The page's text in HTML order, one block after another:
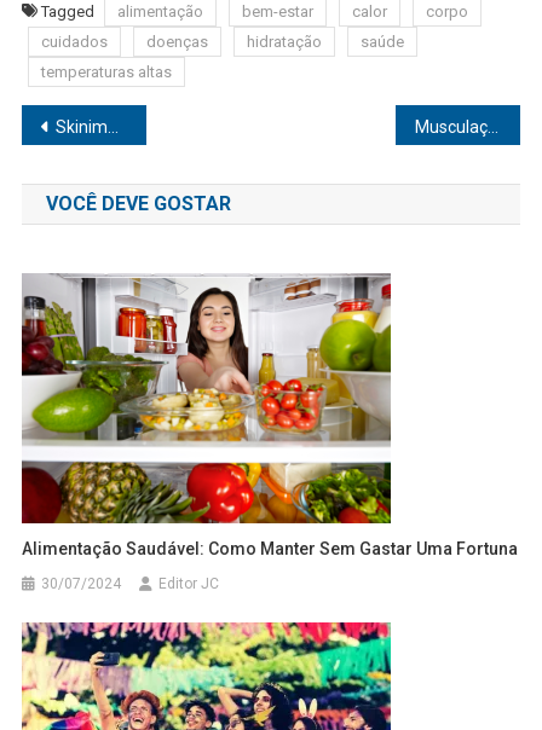
Tagged alimentação bem-estar calor
corpo
cuidados
doenças hidratação
saúde
temperaturas altas
Navegação
de
Post
Skinimalismo: como preparar a pele seguindo a tendência do ‘menos é mais’
VOCÊ DEVE GOSTAR
Alimentação Saudável: Como Manter Sem Gastar Uma Fortuna
30/07/2024 Editor JC